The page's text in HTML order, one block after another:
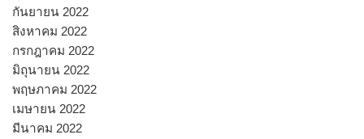
กันยายน 2022
สิงหาคม 2022
กรกฎาคม 2022
มิถุนายน 2022
พฤษภาคม 2022
เมษายน 2022
มีนาคม 2022